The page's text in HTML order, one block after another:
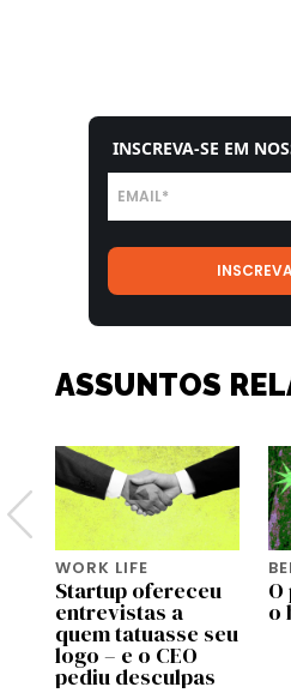
INSCREVA-SE EM
ASSUNTOS
WORK LIFE
Startup ofereceu
entrevistas a
quem tatuasse seu
logo – e o CEO
pediu desculpas
o